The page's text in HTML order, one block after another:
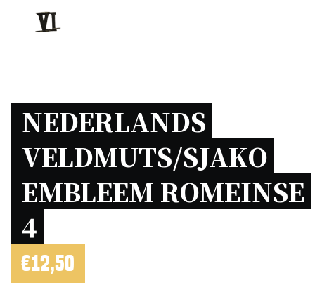
NEDERLANDS
VELDMUTS/SJAKO
EMBLEEM ROMEINSE
4
€12,50